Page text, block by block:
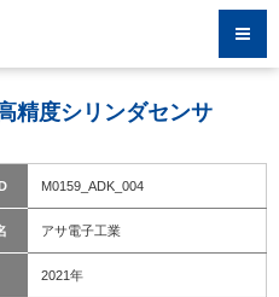
精度シリンダセンサ
M0159_ADK_004
アサ電子工業
2021年